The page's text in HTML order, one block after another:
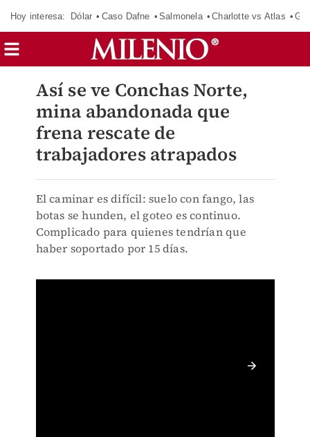
Hoy interesa: Dólar Caso Dafne Salmonela Charlotte vs Atlas
Así se ve Conchas Norte,
mina abandonada que
frena rescate de
trabajadores atrapados
El caminar es difícil: suelo con fango, las
botas se hunden, el goteo es continuo.
Complicado para quienes tendrían que
haber soportado por 15 días.